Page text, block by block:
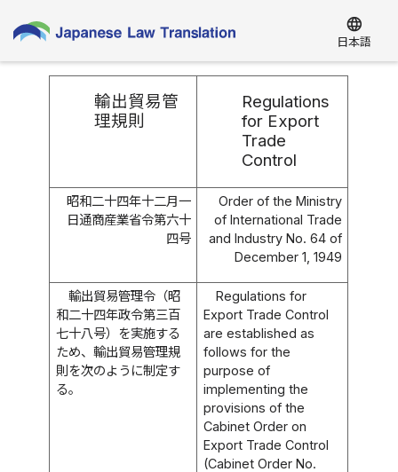
language
日本語
輸出貿易管
理規則
Regulations
for Export
Trade
Control
昭和二十四年十二月一
日通商産業省令第六十
四号
Order of the Ministry
of International Trade
and Industry No. 64 of
December 1, 1949
輸出貿易管理令（昭
和二十四年政令第三百
七十八号）を実施する
ため、輸出貿易管理規
則を次のように制定す
る。
Regulations for
Export Trade Control
are established as
follows for the
purpose of
implementing the
provisions of the
Cabinet Order on
Export Trade Control
(Cabinet Order No.